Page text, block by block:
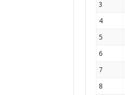
3
4
5
6
7
8